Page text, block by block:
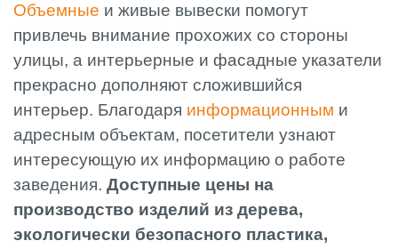
Объемные и живые вывески помогут
привлечь внимание прохожих со стороны
улицы, а интерьерные и фасадные указатели
прекрасно дополняют сложившийся
интерьер. Благодаря информационным и
адресным объектам, посетители узнают
интересующую их информацию о работе
заведения. Доступные цены на
производство изделий из дерева,
экологически безопасного пластика,